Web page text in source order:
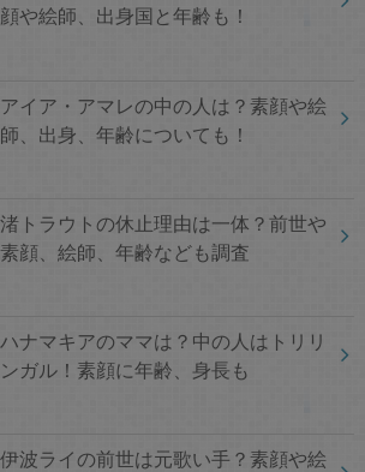
顔や絵師、出身国と年齢も！
アイア・アマレの中の人は？素顔や絵
師、出身、年齢についても！
渚トラウトの休止理由は一体？前世や
素顔、絵師、年齢なども調査
ハナマキアのママは？中の人はトリリ
ンガル！素顔に年齢、身長も
伊波ライの前世は元歌い手？素顔や絵